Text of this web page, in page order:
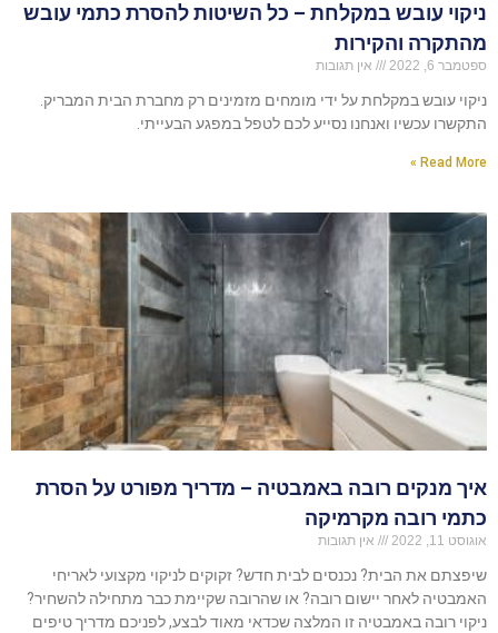
ניקוי עובש במקלחת – כל השיטות להסרת כתמי עובש
מהתקרה והקירות
ספטמבר 6, 2022 אין תגובות
ניקוי עובש במקלחת על ידי מומחים מזמינים רק מחברת הבית המבריק.
התקשרו עכשיו ואנחנו נסייע לכם לטפל במפגע הבעייתי.
Read More »
איך מנקים רובה באמבטיה – מדריך מפורט על הסרת
כתמי רובה מקרמיקה
אוגוסט 11, 2022 אין תגובות
שיפצתם את הבית? נכנסים לבית חדש? זקוקים לניקוי מקצועי לאריחי
האמבטיה לאחר יישום רובה? או שהרובה שקיימת כבר מתחילה להשחיר?
ניקוי רובה באמבטיה זו המלצה שכדאי מאוד לבצע, לפניכם מדריך טיפים